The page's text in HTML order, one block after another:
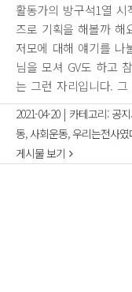
활동가의 방구석1열
즈로 기획을 해볼까 해
저모에 대해 얘기를 나
님을 모셔 GV도 하고
는 그런 자리입니다.
2021-04-20 | 카테고리: 공
동,사회운동,우리는전사였
게시물 보기